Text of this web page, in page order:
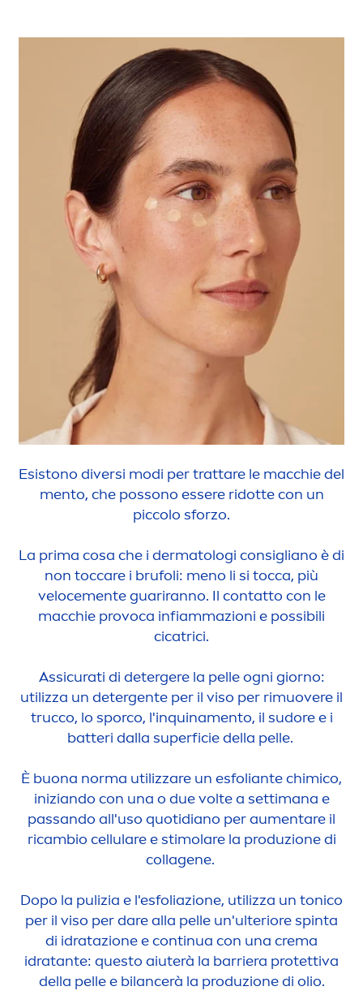
Esistono diversi modi per trattare le macchie del
mento, che possono essere ridotte con un
piccolo sforzo.
La prima cosa che i dermatologi consigliano è di
non toccare i brufoli: meno li si tocca, più
velocemente guariranno. Il contatto con le
macchie provoca infiammazioni e possibili
cicatrici.
Assicurati di detergere la pelle ogni giorno:
utilizza un detergente per il viso per rimuovere il
trucco, lo sporco, l'inquinamento, il sudore e i
batteri dalla superficie della pelle.
È buona norma utilizzare un esfoliante chimico,
iniziando con una o due volte a settimana e
passando all'uso quotidiano per aumentare il
ricambio cellulare e stimolare la produzione di
collagene.
Dopo la pulizia e l'esfoliazione, utilizza un tonico
per il viso per dare alla pelle un'ulteriore spinta
di idratazione e continua con una crema
idratante: questo aiuterà la barriera protettiva
della pelle e bilancerà la produzione di olio.